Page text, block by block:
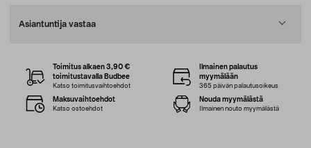
Asiantuntija vastaa
Toimitus alkaen 3,90 €
toimitustavalla Budbee
Katso toimitusvaihtoehdot
Ilmainen palautus
myymälään
365 päivän palautusoikeus
Maksuvaihtoehdot
Katso ostoehdot
Nouda myymälästä
Ilmainen nouto myymälästä